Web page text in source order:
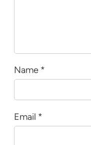
Name *
Email *